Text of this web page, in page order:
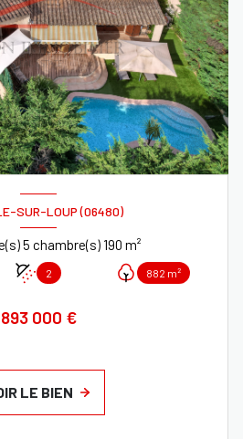
SUR-LOUP (06480)
Villa 7 pièce(s) 5 chambre(s) 190 m²
2 882 m²
893 000 €
LE BIEN